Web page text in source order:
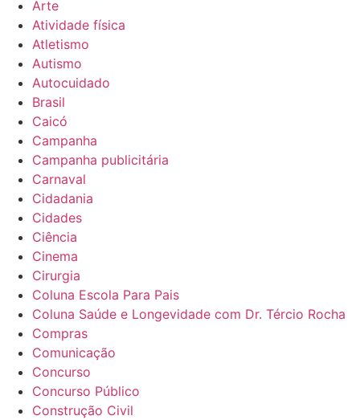
Arte
Atividade física
Atletismo
Autismo
Autocuidado
Brasil
Caicó
Campanha
Campanha publicitária
Carnaval
Cidadania
Cidades
Ciência
Cinema
Cirurgia
Coluna Escola Para Pais
Coluna Saúde e Longevidade com Dr. Tércio Rocha
Compras
Comunicação
Concurso
Concurso Público
Construção Civil